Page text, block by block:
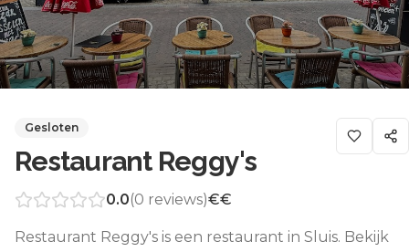
Gesloten
Restaurant Reggy's
0.0(0 reviews)€€
Restaurant Reggy's is een restaurant in Sluis. Bekijk